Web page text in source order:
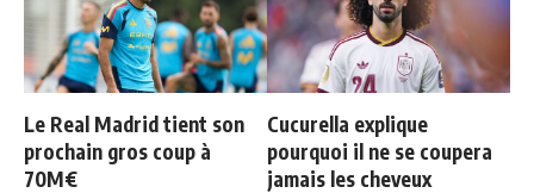
Le Real Madrid tient son
prochain gros coup à
70M€
Cucurella explique
pourquoi il ne se coupera
jamais les cheveux